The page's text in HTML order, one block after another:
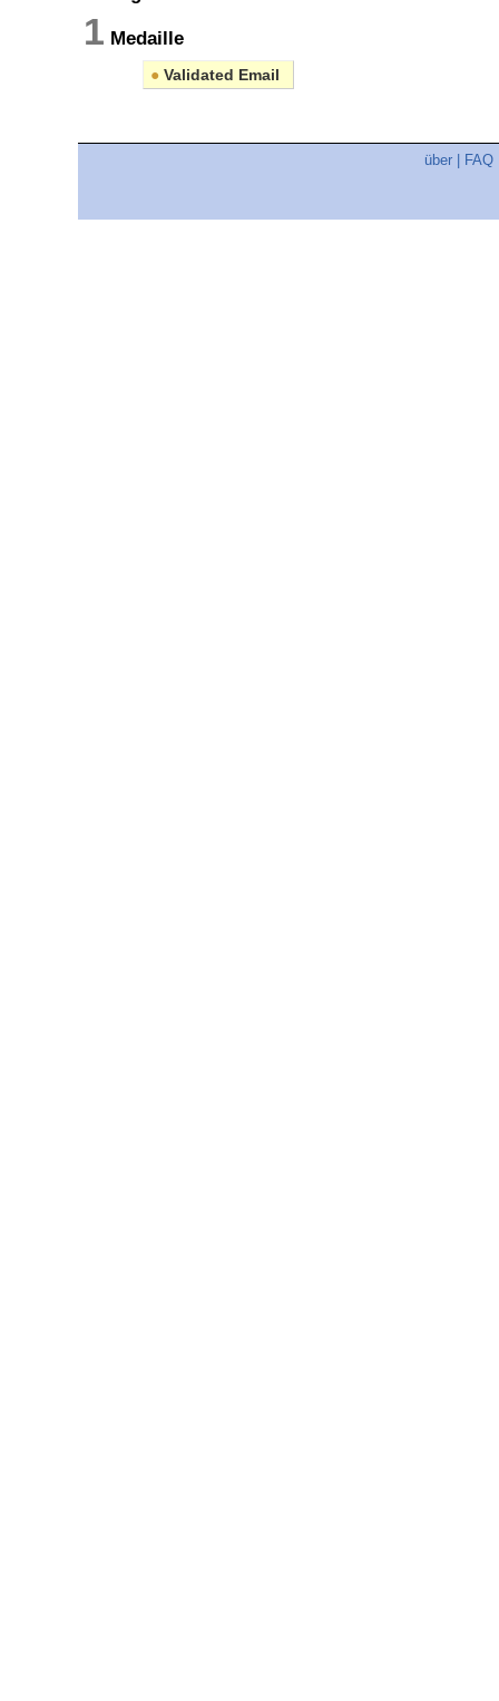
1 Medaille
● Validated Email
über FAQ